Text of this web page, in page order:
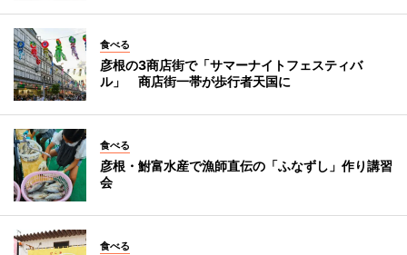
食べる
彦根の3商店街で「サマーナイトフェスティバ
ル」 商店街一帯が歩行者天国に
食べる
彦根・鮒富水産で漁師直伝の「ふなずし」作り講習
会
食べる